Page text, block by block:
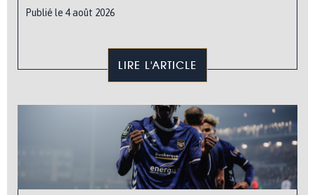
Publié le 4 août 2026
LIRE L'ARTICLE